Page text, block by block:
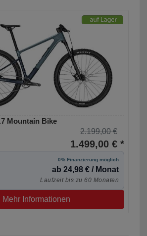
Mountain Bike
2.199,00 €
1.499,00 € *
0% Finanzierung möglich
ab 24,98 € / Monat
Laufzeit bis zu 60 Monaten
Mehr Informationen